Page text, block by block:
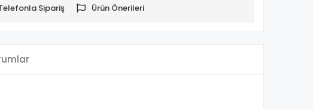
Sipariş Ürün Önerileri